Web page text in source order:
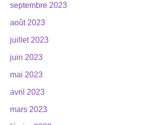
septembre 2023
août 2023
juillet 2023
juin 2023
mai 2023
avril 2023
mars 2023